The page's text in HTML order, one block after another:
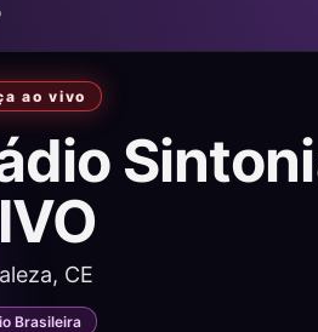
ao vivo
CE
Brasileira